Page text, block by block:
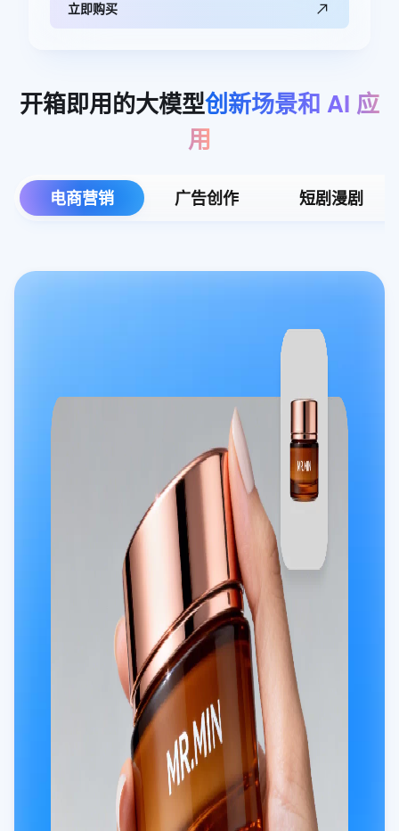
立即购买
开箱即用的大模型创新场景和 AI 应
用
电商营销 广告创作 短剧漫剧